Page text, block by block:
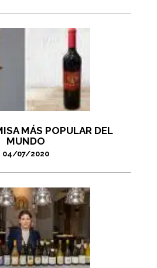
MÁS POPULAR DEL
MUNDO
04/07/2020